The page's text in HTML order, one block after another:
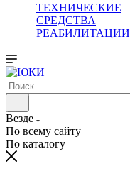
ТЕХНИЧЕСКИЕ
СРЕДСТВА
РЕАБИЛИТАЦИИ
Везде
По всему сайту
По каталогу